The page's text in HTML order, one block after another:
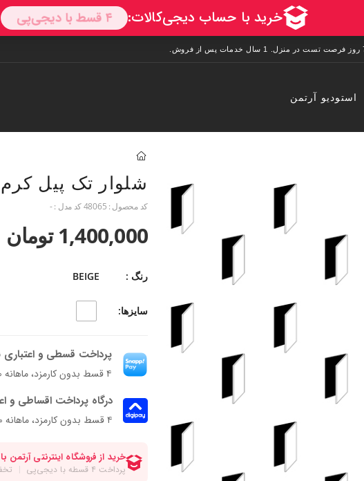
استودیو آرتمن
شلوار تک پیل کرم
کد محصول : 48065کد مدل :-
1,400,000 تومان
رنگ : BEIGE
سایزها:
پرداخت قسطی و اعتباری
۴ قسط بدون کارمزد، ماهانه ۳۵۰٬۰۰۰ تومان
درگاه پرداخت اقساطی و
۴ قسط بدون کارمزد، ماهانه 350,000 تومان